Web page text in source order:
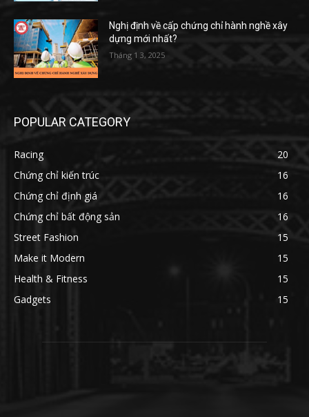
Nghị định về cấp chứng chỉ hành nghề xây
dựng mới nhất?
Tháng 1 3, 2025
POPULAR CATEGORY
Racing
20
Chứng chỉ kiến trúc
16
Chứng chỉ định giá
16
Chứng chỉ bất động sản
16
Street Fashion
15
Make it Modern
15
Health & Fitness
15
Gadgets
15